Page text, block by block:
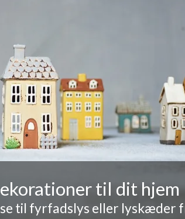
til dit hjem
til fyrfadslys eller lyskæder